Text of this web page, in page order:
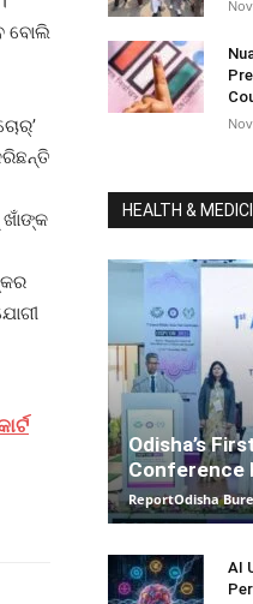
ବୋଲି
ଖାଁଙ୍କ
HEALTH &
Odisha’s
Conference
ReportOdisha
AI